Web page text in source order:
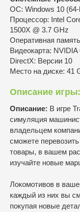
ОС: Windows 10 (64-
Процессор: Intel
1500X @ 3.7 GHz
Оперативная
Видеокарта:
DirectX: Версии 10
Место на диске: 41
Описание игры:
Описание: В игре
симуляция
владельцем
сможете
товары, в вашем
изучайте новые
Локомотивов в
каждый из них вы
покупая новые